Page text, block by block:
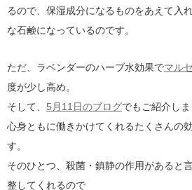
るので、保湿成分になるものをあえて入
な石鹸になっているのです。
ただ、ラベンダーのハーブ水効果でマル
度が少し高め。
そして、 5月11日のブログでもご紹介し
心身ともに働きかけてくれるたくさんの
す。
そのひとつ、殺菌・鎮静の作用があると
整してくれるので